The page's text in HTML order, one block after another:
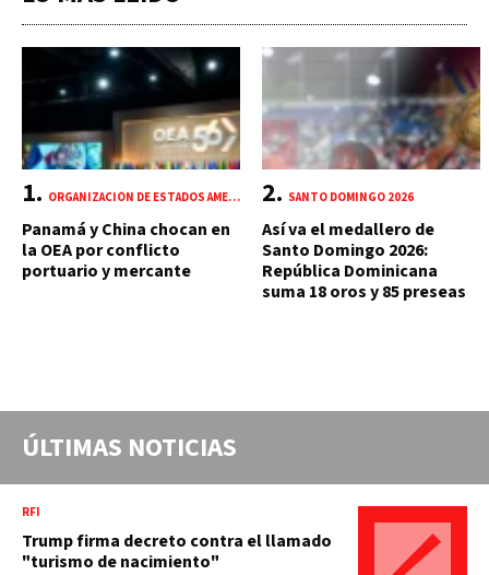
ORGANIZACIÓN DE ESTADOS AMERICANOS (OEA)
Panamá y China chocan en
la OEA por conflicto
portuario y mercante
SANTO DOMINGO 2026
Así va el medallero de
Santo Domingo 2026:
República Dominicana
suma 18 oros y 85 preseas
ÚLTIMAS NOTICIAS
RFI
Trump firma decreto contra el llamado
"turismo de nacimiento"